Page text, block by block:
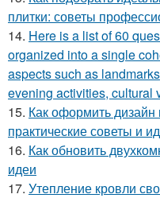
плитки: советы
14. Here is a list of 60
organized into a single
aspects such as
evening activities, cultural
15. Как оформить дизайн
практические советы и
16. Как обновить
идеи
17. Утепление кровли